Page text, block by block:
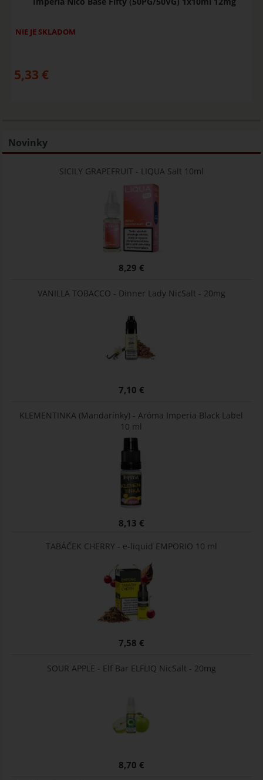
NIE JE SKLADOM
5,33 €
Novinky
SICILY GRAPEFRUIT - LIQUA Salt 10ml
8,29 €
VANILLA TOBACCO - Dinner Lady NicSalt - 20mg
7,10 €
KLEMENTINKA (Mandarínky) - Aróma Imperia Black Label
10 ml
8,13 €
TABÁČEK CHERRY - e-liquid EMPORIO 10 ml
7,58 €
SOUR APPLE - Elf Bar ELFLIQ NicSalt - 20mg
8,70 €